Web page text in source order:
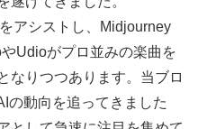
アシストし、Midjourney
Udioがプロ並みの楽曲を
なりつつあります。当ブロ
の動向を追ってきました